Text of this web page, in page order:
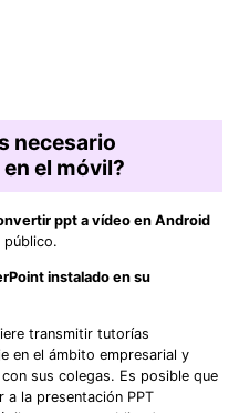
necesario
el móvil?
ppt a vídeo en Android
público.
instalado en su
transmitir tutorías
en el ámbito empresarial y
sus colegas. Es posible que
a la presentación PPT